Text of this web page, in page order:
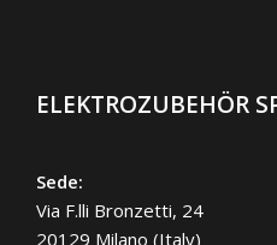
ELEKTROZUBEHÖR
Sede:
Via F.lli Bronzetti, 24
20129 Milano (Italy)